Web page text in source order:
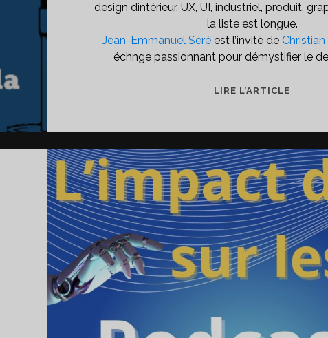
design dintérieur, UX, UI, industriel, produit,
la liste est longue.
Jean-Emmanuel Séréest l’invité de
échnge passionnant pour démystifier le
LIRE L’ARTICLE